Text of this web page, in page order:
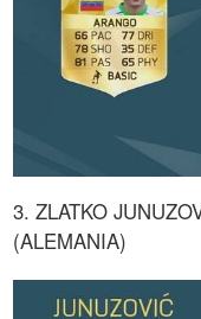
3. ZLATKO
(ALEMANIA)